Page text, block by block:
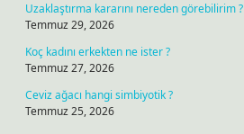
Uzaklaştırma kararını nereden görebilirim ?
Temmuz 29, 2026
Koç kadını erkekten ne ister ?
Temmuz 27, 2026
Ceviz ağacı hangi simbiyotik ?
Temmuz 25, 2026